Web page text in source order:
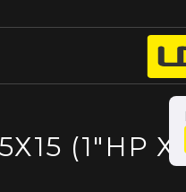
(1"НР